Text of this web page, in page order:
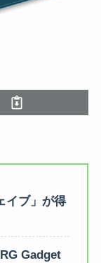
イブ」が得
Gadget